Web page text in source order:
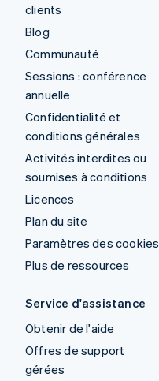
clients
Blog
Communauté
Sessions : conférence
annuelle
Confidentialité et
conditions générales
Activités interdites ou
soumises à conditions
Licences
Plan du site
Paramètres des cookies
Plus de ressources
Service d'assistance
Obtenir de l'aide
Offres de support
gérées